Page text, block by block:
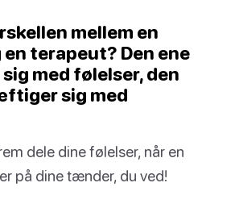
mellem en
terapeut? Den ene
med følelser, den
sig med
dele dine følelser, når en
på dine tænder, du ved!